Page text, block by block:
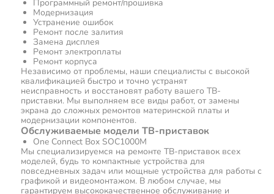
Программный ремонт/прошивка
Модернизация
Устранение ошибок
Ремонт после залития
Замена дисплея
Ремонт электроплаты
Ремонт корпуса
Независимо от проблемы, наши специалисты с высокой
квалификацией быстро и точно устранят
неисправность и восстановят работу вашего ТВ-
приставки. Мы выполняем все виды работ, от замены
экрана до сложных ремонтов материнской платы и
модернизации компонентов.
Обслуживаемые модели ТВ-приставок
One Connect Box SOC1000M
Мы специализируемся на ремонте ТВ-приставок всех
моделей, будь то компактные устройства для
повседневных задач или мощные устройства для работы с
графикой и видеомонтажом. В любом случае, мы
гарантируем высококачественное обслуживание и